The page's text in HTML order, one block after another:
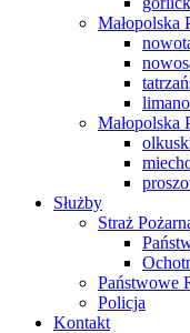
Małopolska
Małopolska
Służby
Straż
Państwowe
Policja
Kontakt